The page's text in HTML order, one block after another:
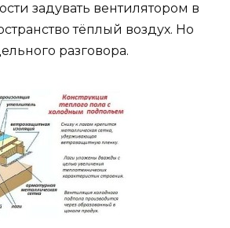
задувать вентилятором в
тёплый воздух. Но
разговора.